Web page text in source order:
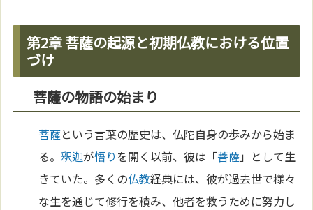
第2章 菩薩の起源と初期仏教における位置
づけ
菩薩の物語の始まり
菩薩という言葉の歴史は、仏陀自身の歩みから始ま
る。釈迦が悟りを開く以前、彼は「菩薩」として生
きていた。多くの仏教経典には、彼が過去世で様々
な生を通じて修行を積み、他者を救うために努力し